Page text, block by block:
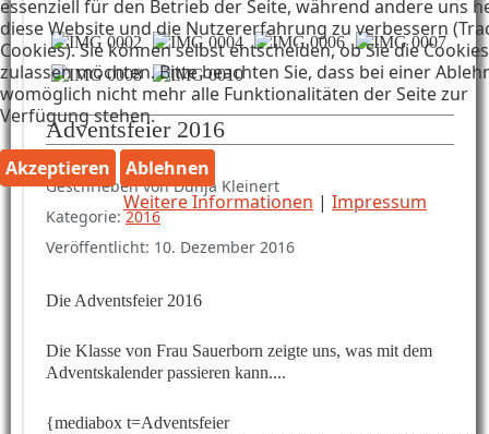
Adventsfeier 2016
Details
Geschrieben vonDunja Kleinert
Kategorie:2016
Veröffentlicht: 10. Dezember 2016
Die Adventsfeier 2016
Die Klasse von Frau Sauerborn zeigte uns, was mit dem
Adventskalender passieren kann....
{mediabox t=Adventsfeier
essenziell für den Betrieb der Seite, während andere uns
diese Website und die Nutzererfahrung zu verbessern
Cookies). Sie können selbst entscheiden, ob Sie die Cookies
zulassen möchten. Bitte beachten Sie, dass bei einer
womöglich nicht mehr alle Funktionalitäten der Seite zur
Verfügung stehen.
Akzeptieren
Ablehnen
Weitere Informationen | Impressum